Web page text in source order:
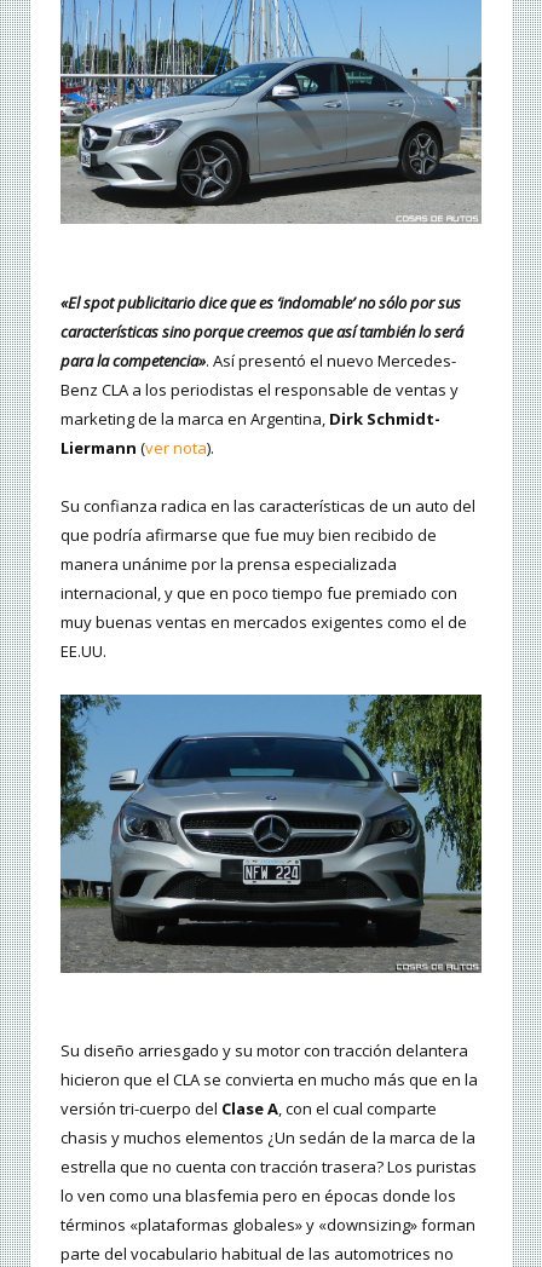
«El spot publicitario dice que es ‘indomable’ no sólo por sus
características sino porque creemos que así también lo será
para la competencia». Así presentó el nuevo Mercedes-
Benz CLA a los periodistas el responsable de ventas y
marketing de la marca en Argentina, Dirk Schmidt-
Liermann (ver nota).
Su confianza radica en las características de un auto del
que podría afirmarse que fue muy bien recibido de
manera unánime por la prensa especializada
internacional, y que en poco tiempo fue premiado con
muy buenas ventas en mercados exigentes como el de
EE.UU.
Su diseño arriesgado y su motor con tracción delantera
hicieron que el CLA se convierta en mucho más que en la
versión tri-cuerpo del Clase A, con el cual comparte
chasis y muchos elementos ¿Un sedán de la marca de la
estrella que no cuenta con tracción trasera? Los puristas
lo ven como una blasfemia pero en épocas donde los
términos «plataformas globales» y «downsizing» forman
parte del vocabulario habitual de las automotrices no